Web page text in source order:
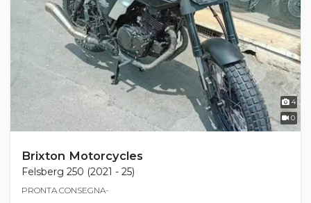
4
0
Brixton Motorcycles
Felsberg 250 (2021 - 25)
PRONTA CONSEGNA-